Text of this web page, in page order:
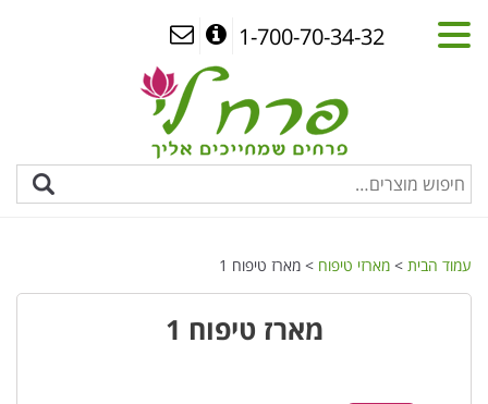
1-700-70-34-32
עמוד הבית > מארזי טיפוח > מארז טיפוח 1
מארז טיפוח 1